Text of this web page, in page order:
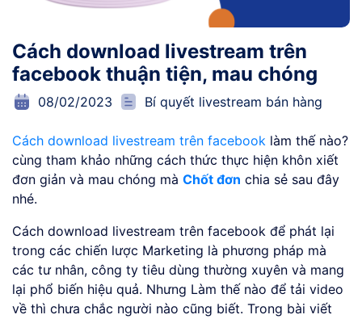
Cách download livestream trên
facebook thuận tiện, mau chóng
08/02/2023 Bí quyết livestream bán hàng
Cách download livestream trên facebook làm thế nào?
cùng tham khảo những cách thức thực hiện khôn xiết
đơn giản và mau chóng mà Chốt đơn chia sẻ sau đây
nhé.
Cách download livestream trên facebook để phát lại
trong các chiến lược Marketing là phương pháp mà
các tư nhân, công ty tiêu dùng thường xuyên và mang
lại phổ biến hiệu quả. Nhưng Làm thế nào để tải video
về thì chưa chắc người nào cũng biết. Trong bài viết